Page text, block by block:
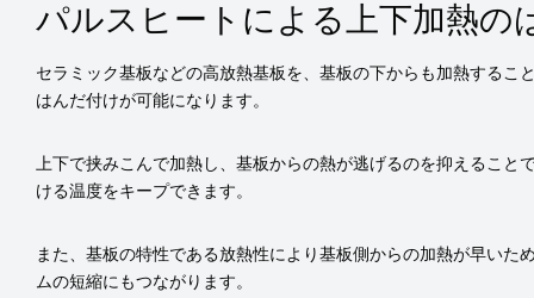
パルスヒートによる上下加熱の
セラミック基板などの高放熱基板を、基板の下からも加熱するこ
はんだ付けが可能になります。
上下で挟みこんで加熱し、基板からの熱が逃げるのを抑えること
ける温度をキープできます。
また、基板の特性である放熱性により基板側からの加熱が早いた
ムの短縮にもつながります。